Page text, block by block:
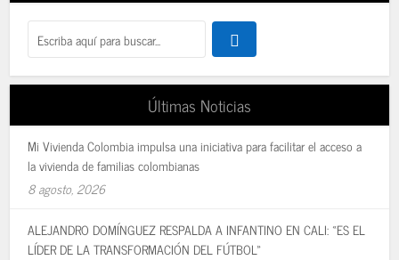
Últimas Noticias
Mi Vivienda Colombia impulsa una iniciativa para facilitar el acceso a
la vivienda de familias colombianas
8 agosto, 2026
ALEJANDRO DOMÍNGUEZ RESPALDA A INFANTINO EN CALI: «ES EL
LÍDER DE LA TRANSFORMACIÓN DEL FÚTBOL»